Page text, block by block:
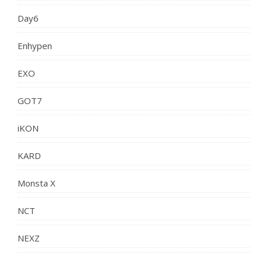
Day6
Enhypen
EXO
GOT7
iKON
KARD
Monsta X
NCT
NEXZ